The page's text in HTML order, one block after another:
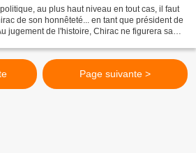
au plus haut niveau en tout cas, il faut
de son honnêteté... en tant que président de
jugement de l'histoire, Chirac ne figurera sans
Page suivante >